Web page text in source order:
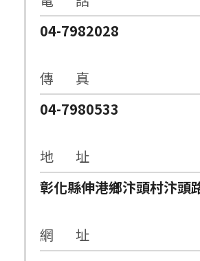
04-7982028
傳 真
04-7980533
地 址
彰化縣伸港鄉汴頭村汴頭
網 址